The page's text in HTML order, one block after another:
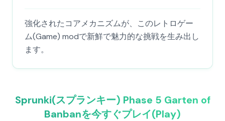
強化されたコアメカニズムが、このレトロゲー
ム(Game) modで新鮮で魅力的な挑戦を生み出し
ます。
Sprunki(スプランキー) Phase 5 Garten of
Banbanを今すぐプレイ(Play)